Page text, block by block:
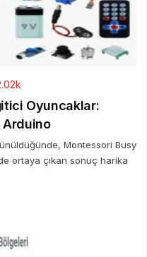
Oyuncaklar:
Arduino
Montessori Busy
ortaya çıkan sonuç harika